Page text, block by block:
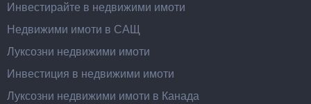
Инвестирайте в недвижими имоти
Недвижими имоти в САЩ
Луксозни недвижими имоти
Инвестиция в недвижими имоти
Луксозни недвижими имоти в Канада